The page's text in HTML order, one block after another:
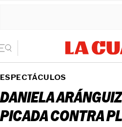
ESPECTÁCULOS
DANIELA
PICADA CONTRA